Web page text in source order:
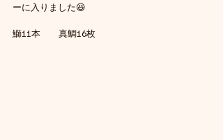
ーに入りました😆
鰤11本　　真鯛16枚